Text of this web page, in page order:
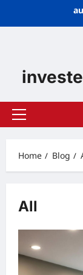
Primary
Home
Blog
All